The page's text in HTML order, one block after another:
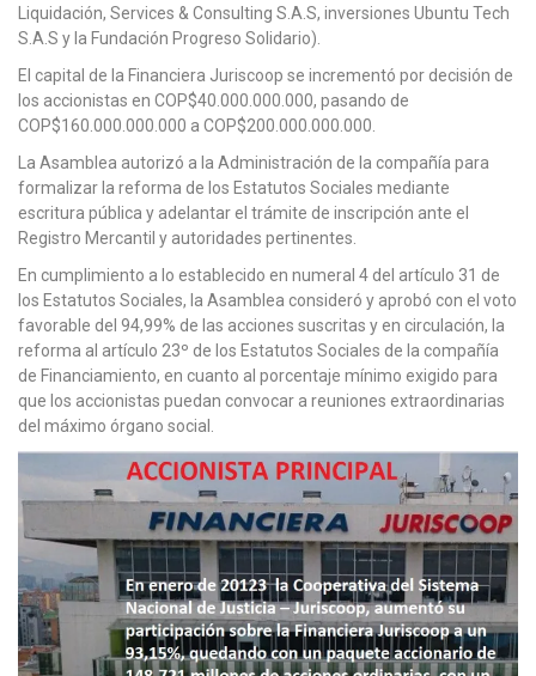
Liquidación, Services & Consulting S.A.S, inversiones Ubuntu Tech
S.A.S y la Fundación Progreso Solidario).
El capital de la Financiera Juriscoop se incrementó por decisión de
los accionistas en COP$40.000.000.000, pasando de
COP$160.000.000.000 a COP$200.000.000.000.
La Asamblea autorizó a la Administración de la compañía para
formalizar la reforma de los Estatutos Sociales mediante
escritura pública y adelantar el trámite de inscripción ante el
Registro Mercantil y autoridades pertinentes.
En cumplimiento a lo establecido en numeral 4 del artículo 31 de
los Estatutos Sociales, la Asamblea consideró y aprobó con el voto
favorable del 94,99% de las acciones suscritas y en circulación, la
reforma al artículo 23º de los Estatutos Sociales de la compañía
de Financiamiento, en cuanto al porcentaje mínimo exigido para
que los accionistas puedan convocar a reuniones extraordinarias
del máximo órgano social.